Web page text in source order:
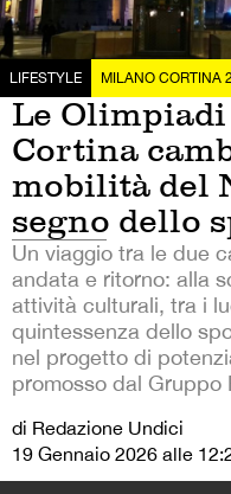
LIFESTYLE MILANO CORTINA
Le
Cortina
mobilità del
segno dello
Un viaggio tra le due
andata e ritorno: alla
attività culturali, tra i
quintessenza dello
nel progetto di
promosso dal Gruppo
di Redazione Undici
19 Gennaio 2026 alle